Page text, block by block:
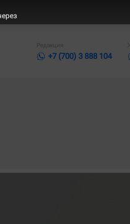
Редакция
+7 (700) 3 888 104